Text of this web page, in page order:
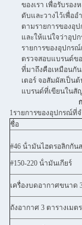
ของเรา เพื่อรับรอ
ดับและวางไว้เพื่อ
ตามรายการของอุ
และให้แน่ใจว่าอุป
รายการของอุปกร
ตรวจสอบแบรนด์ข
ที่มาถึงคือเหมือนกั
เตอร์ จอสัมผัสเป็น
แบรนด์ที่เขียนในสั
1รายการของอุปกรณ์ที่
ชื่อ
#46 น้ํามันไฮดรอลิกกัน
#150-220 น้ํามันเกียร์
เครื่องบดอากาศขนาด
ถังอากาศ 3 ตารางเมตร